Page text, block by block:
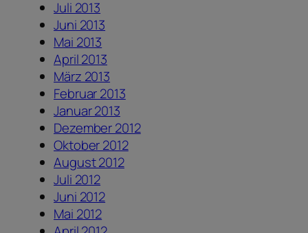
Juli 2013
Juni 2013
Mai 2013
April 2013
März 2013
Februar 2013
Januar 2013
Dezember 2012
Oktober 2012
August 2012
Juli 2012
Juni 2012
Mai 2012